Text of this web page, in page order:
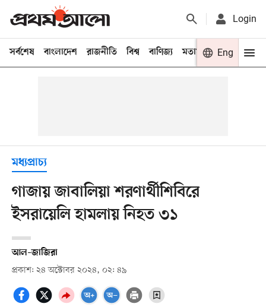
Login
সর্বশেষ বাংলাদেশ রাজনীতি বিশ্ব বাণিজ্য মতামত খেলা
Eng
মধ্যপ্রাচ্য
গাজায় জাবালিয়া শরণার্থীশিবিরে
ইসরায়েলি হামলায় নিহত ৩১
আল–জাজিরা
প্রকাশ: ২৪ অক্টোবর ২০২৪, ০২: ৪৯